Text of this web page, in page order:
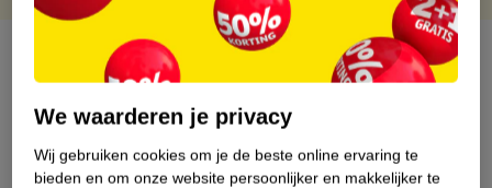
Over dit product
Productinformatie
Etiketinformatie
We waarderen je privacy
Wij gebruiken cookies om je de beste online ervaring te
bieden en om onze website persoonlijker en makkelijker te